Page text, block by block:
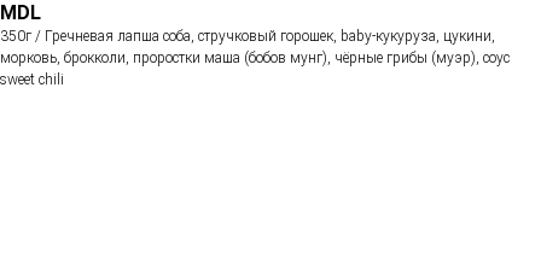
MDL
350г / Гречневая лапша соба, стручковый горошек, baby-кукуруза, цукини,
морковь, брокколи, проростки маша (бобов мунг), чёрные грибы (муэр), соус
sweet chili